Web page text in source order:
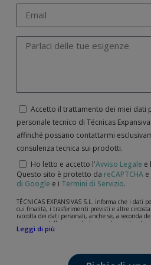
Accetto il trattamento dei miei dati
personale tecnico di Técnicas
affinché possano contattarmi
consulenza tecnica sui prodotti.
Ho letto e accetto l'Avviso Legale e
Questo sito è protetto da reCAPTCHA
di Google e i Termini di Servizio.
TÉCNICAS EXPANSIVAS S.L. informa che i
cui finalità, i trasferimenti previsti e altre
raccolta dei dati personali, anche se, a seconda
essere una delle seguenti: la risposta a
mantenimento della relazione stabilita, la
I dati contenuti nei nostri archivi sono
Leggi di più